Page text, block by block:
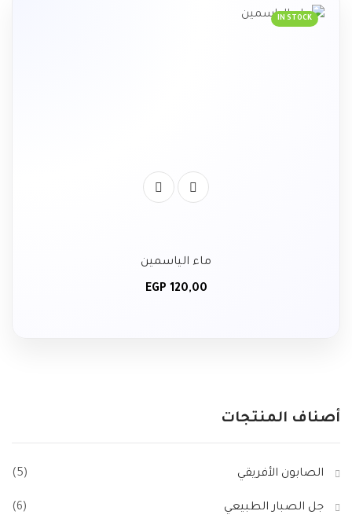
IN STOCK
ماء الياسمين
EGP 120,00
أصناف المنتجات
الصابون الأفريقي (5)
جل الصبار الطبيعي (6)